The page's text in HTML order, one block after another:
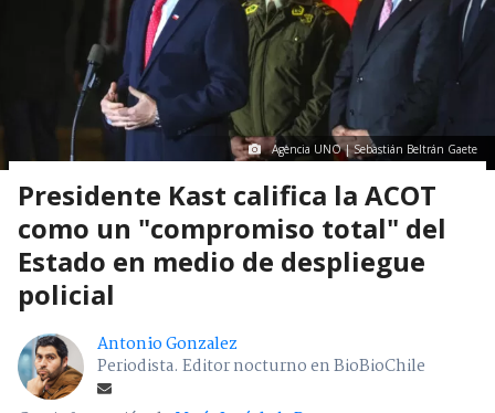
Agencia UNO | Sebastián Beltrán Gaete
Presidente Kast califica la ACOT
como un "compromiso total" del
Estado en medio de despliegue
policial
Antonio Gonzalez
Periodista. Editor nocturno en BioBioChile